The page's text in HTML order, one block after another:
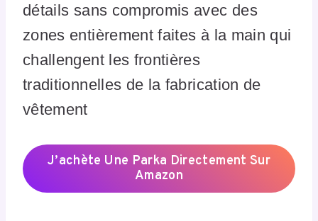
détails sans compromis avec des
zones entièrement faites à la main qui
challengent les frontières
traditionnelles de la fabrication de
vêtement
J’achète Une Parka Directement Sur
Amazon